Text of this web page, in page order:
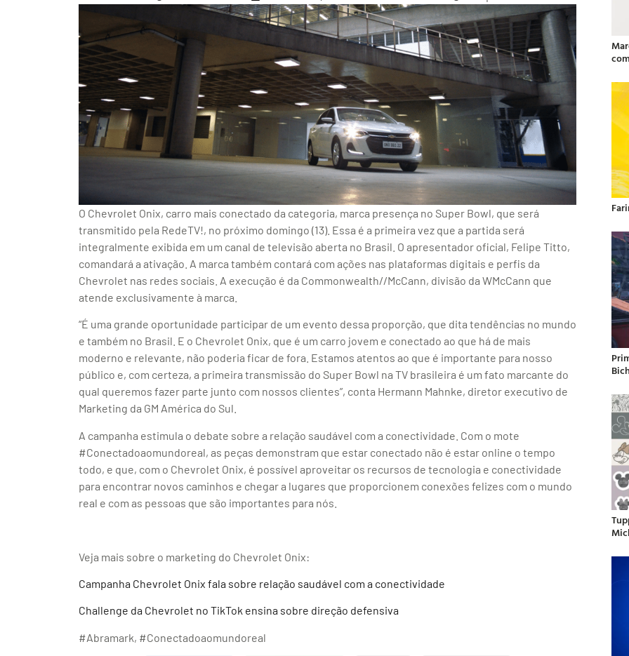
O Chevrolet Onix, carro mais conectado da categoria, marca presença no Super Bowl, que será
transmitido pela RedeTV!, no próximo domingo (13). Essa é a primeira vez que a partida será
integralmente exibida em um canal de televisão aberta no Brasil. O apresentador oficial, Felipe Titto,
comandará a ativação. A marca também contará com ações nas plataformas digitais e perfis da
Chevrolet nas redes sociais. A execução é da Commonwealth//McCann, divisão da WMcCann que
atende exclusivamente à marca.
“É uma grande oportunidade participar de um evento dessa proporção, que dita tendências no mundo
e também no Brasil. E o Chevrolet Onix, que é um carro jovem e conectado ao que há de mais
moderno e relevante, não poderia ficar de fora. Estamos atentos ao que é importante para nosso
público e, com certeza, a primeira transmissão do Super Bowl na TV brasileira é um fato marcante do
qual queremos fazer parte junto com nossos clientes”, conta Hermann Mahnke, diretor executivo de
Marketing da GM América do Sul.
A campanha estimula o debate sobre a relação saudável com a conectividade. Com o mote
#Conectadoaomundoreal, as peças demonstram que estar conectado não é estar online o tempo
todo, e que, com o Chevrolet Onix, é possível aproveitar os recursos de tecnologia e conectividade
para encontrar novos caminhos e chegar a lugares que proporcionem conexões felizes com o mundo
real e com as pessoas que são importantes para nós.
Veja mais sobre o marketing do Chevrolet Onix:
Campanha Chevrolet Onix fala sobre relação saudável com a conectividade
Challenge da Chevrolet no TikTok ensina sobre direção defensiva
#Abramark, #Conectadoaomundoreal